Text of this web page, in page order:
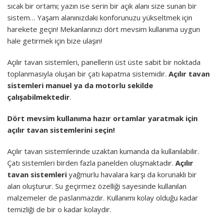
sıcak bir ortamı; yazın ise serin bir açık alanı size sunan bir
sistem… Yaşam alanınızdaki konforunuzu yükseltmek için
harekete geçin! Mekanlarınızı dört mevsim kullanıma uygun
hale getirmek için bize ulaşın!
Açılır tavan sistemleri, panellerin üst üste sabit bir noktada
toplanmasıyla oluşan bir çatı kapatma sistemidir. Açılır tavan
sistemleri manuel ya da motorlu sekilde
çalışabilmektedir.
Dört mevsim kullanıma hazır ortamlar yaratmak için
açılır tavan sistemlerini seçin!
Açılır tavan sistemlerinde uzaktan kumanda da kullanılabilir.
Çatı sistemleri birden fazla panelden oluşmaktadır. Açılır
tavan sistemleri yağmurlu havalara karşı da korunaklı bir
alan oluşturur. Su geçirmez özelliği sayesinde kullanılan
malzemeler de paslanmazdır. Kullanımı kolay olduğu kadar
temizliği de bir o kadar kolaydır.